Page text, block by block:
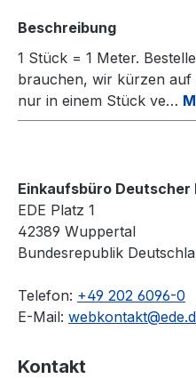
Beschreibung
1 Stück = 1 Meter.
brauchen, wir kürzen auf
nur in einem Stück ve…
Einkaufsbüro Deutscher
EDE Platz 1
42389 Wuppertal
Bundesrepublik
Telefon: +49 202 6096-0
E-Mail:
Kontakt